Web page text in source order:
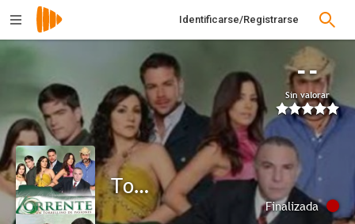
Identificarse/Registrarse
--
Sin valorar
Torrente
Finalizada